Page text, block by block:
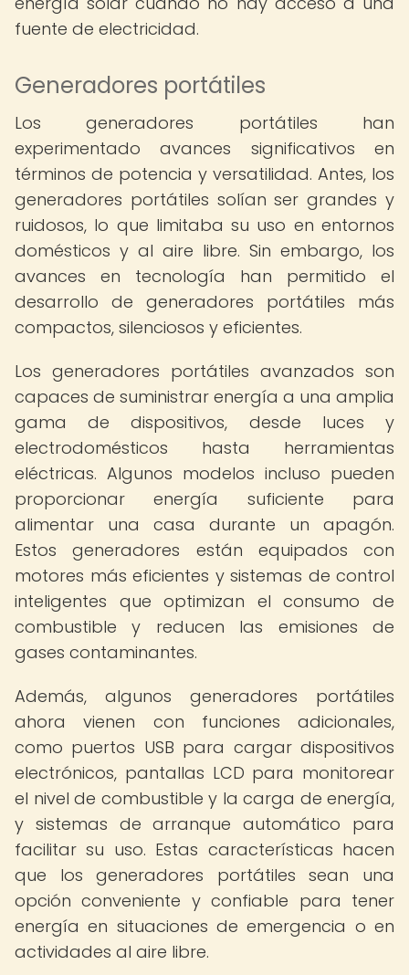
fuente de electricidad.
Generadores portátiles
Los generadores portátiles han
experimentado avances significativos en
términos de potencia y versatilidad. Antes, los
generadores portátiles solían ser grandes y
ruidosos, lo que limitaba su uso en entornos
domésticos y al aire libre. Sin embargo, los
avances en tecnología han permitido el
desarrollo de generadores portátiles más
compactos, silenciosos y eficientes.
Los generadores portátiles avanzados son
capaces de suministrar energía a una amplia
gama de dispositivos, desde luces y
electrodomésticos hasta herramientas
eléctricas. Algunos modelos incluso pueden
proporcionar energía suficiente para
alimentar una casa durante un apagón.
Estos generadores están equipados con
motores más eficientes y sistemas de control
inteligentes que optimizan el consumo de
combustible y reducen las emisiones de
gases contaminantes.
Además, algunos generadores portátiles
ahora vienen con funciones adicionales,
como puertos USB para cargar dispositivos
electrónicos, pantallas LCD para monitorear
el nivel de combustible y la carga de energía,
y sistemas de arranque automático para
facilitar su uso. Estas características hacen
que los generadores portátiles sean una
opción conveniente y confiable para tener
energía en situaciones de emergencia o en
actividades al aire libre.